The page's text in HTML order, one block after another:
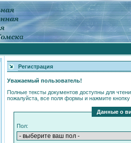
Регистрация
Уважаемый пользователь!
Полные тексты документов доступны для
пожалуйста, все поля формы и нажмите кнопку
Данные о
Пол: